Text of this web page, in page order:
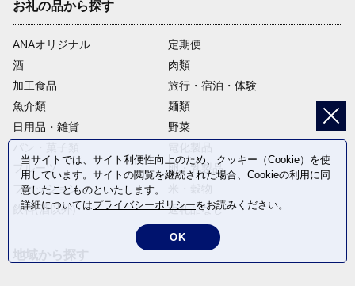
お礼の品から探す
ANAオリジナル
定期便
酒
肉類
加工食品
旅行・宿泊・体験
魚介類
麺類
日用品・雑貨
野菜
フルーツ
卵・乳製品
ファッション
飲料(酒以外)
返礼品なし
当サイトでは、サイト利便性向上のため、クッキー（Cookie）を使
用しています。サイトの閲覧を継続された場合、Cookieの利用に同
意したことものといたします。
詳細についてはプライバシーポリシーをお読みください。
OK